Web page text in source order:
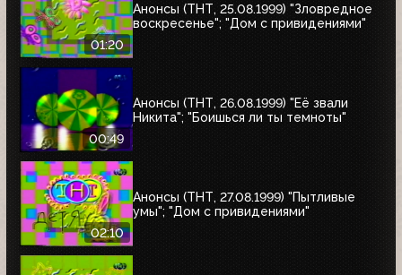
01:20
Анонсы (ТНТ, 25.08.1999) "Зловредное
воскресенье"; "Дом с привидениями"
00:49
Анонсы (ТНТ, 26.08.1999) "Её звали
Никита"; "Боишься ли ты темноты"
02:10
Анонсы (ТНТ, 27.08.1999) "Пытливые
умы"; "Дом с привидениями"